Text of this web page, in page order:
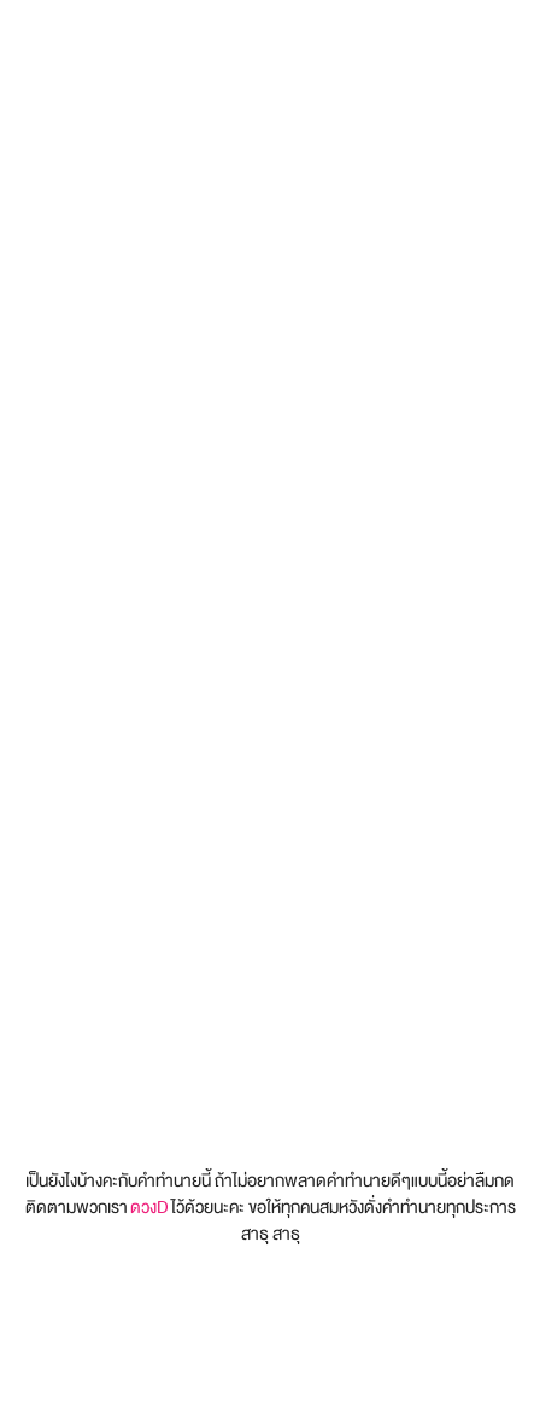
เป็นยังไงบ้างคะกับคำทำนายนี้ ถ้าไม่อยากพลาดคำทำนายดีๆแบบนี้อย่าลืมกด
ติดตามพวกเราดวงDไว้ด้วยนะคะ ขอให้ทุกคนสมหวังดั่งคำทำนายทุกประการ
สาธุ สาธุ